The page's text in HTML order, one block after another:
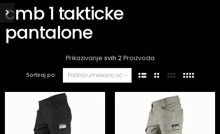
cmb 1 takticke
pantalone
Prikazivanje svih 2Proizvoda
Sortiraj po: